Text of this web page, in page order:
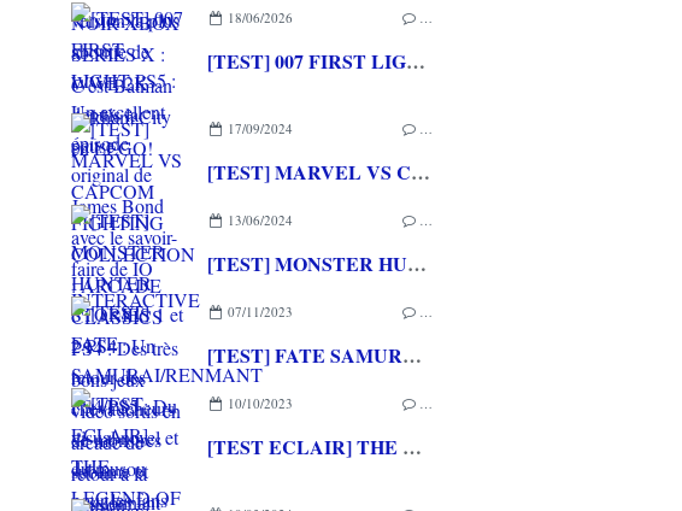
18/06/2026 …
[TEST] 007 FIRST LIGHT PS5 : Un excellent épisode original de James Bond avec le savoir-faire de IO INTERACTIVE
17/09/2024 …
[TEST] MARVEL VS CAPCOM FIGHTING COLLECTION : ARCADE CLASSICS PS4 : Des très bons jeux vidéo sortis en arcade de retour à la maison!
13/06/2024 …
[TEST] MONSTER HUNTER STORIES 1 et 2 PS4 : Un retour des chevaucheurs de monstres sublime et passionnant
07/11/2023 …
[TEST] FATE SAMURAI/RENMANT PS4/PS5 : Du visual novel et du musou pour les fans de la saga
10/10/2023 …
[TEST ECLAIR] THE LEGEND OF NAYUTA BOUNDLESS TRAILS PS4